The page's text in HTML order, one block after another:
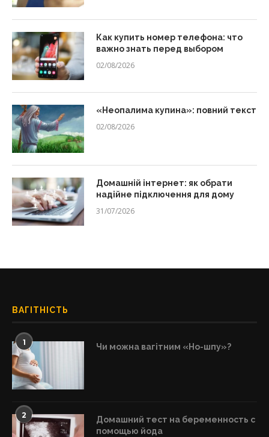
Как купить номер телефона: что
важно знать перед выбором
02/08/2026
«Неопалима купина»: повний текст
02/08/2026
Домашній інтернет: як обрати
надійне підключення для дому
31/07/2026
ВАГІТНІСТЬ
1 Чи можна вагітним «Но-шпу»?
2
Домашний тест на беременность с
помощью йода